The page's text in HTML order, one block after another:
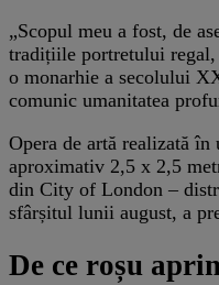
„Scopul meu a fost, de
tradițiile portretului
o monarhie a secolului
comunic umanitatea
Opera de artă realizată în
aproximativ 2,5 x 2,5
din City of London –
sfârșitul lunii august, a
De ce roșu